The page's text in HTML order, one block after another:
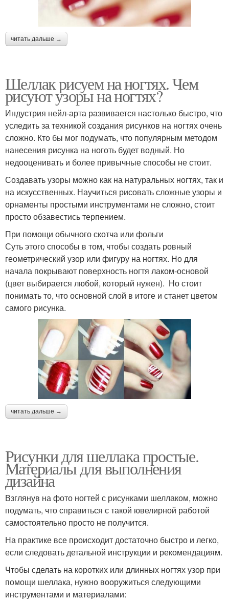
читать дальше →
Шеллак рисуем на ногтях. Чем
рисуют узоры на ногтях?
Индустрия нейл-арта развивается настолько быстро, что
уследить за техникой создания рисунков на ногтях очень
сложно. Кто бы мог подумать, что популярным методом
нанесения рисунка на ноготь будет водный. Но
недооценивать и более привычные способы не стоит.
Создавать узоры можно как на натуральных ногтях, так и
на искусственных. Научиться рисовать сложные узоры и
орнаменты простыми инструментами не сложно, стоит
просто обзавестись терпением.
При помощи обычного скотча или фольги
Суть этого способы в том, чтобы создать ровный
геометрический узор или фигуру на ногтях. Но для
начала покрывают поверхность ногтя лаком-основой
(цвет выбирается любой, который нужен). Но стоит
понимать то, что основной слой в итоге и станет цветом
самого рисунка.
читать дальше →
Рисунки для шеллака простые.
Материалы для выполнения
дизайна
Взглянув на фото ногтей с рисунками шеллаком, можно
подумать, что справиться с такой ювелирной работой
самостоятельно просто не получится.
На практике все происходит достаточно быстро и легко,
если следовать детальной инструкции и рекомендациям.
Чтобы сделать на коротких или длинных ногтях узор при
помощи шеллака, нужно вооружиться следующими
инструментами и материалами: